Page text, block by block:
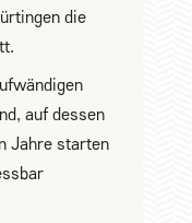
die
auf dessen
Jahre starten